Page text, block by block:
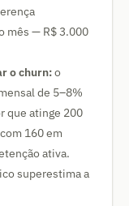
mês — R$ 3.000
o churn:o
de 5–8%
que atinge 200
160 em
ativa.
superestima a